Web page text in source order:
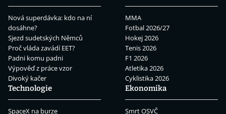
Nová superdávka: kdo na ní
dosáhne?
Sjezd sudetských Němců
Proč vláda zavádí EET?
Padni komu padni
Výpověď z práce vzor
Divoký kačer
MMA
Fotbal 2026/27
Hokej 2026
Tenis 2026
F1 2026
Atletika 2026
Cyklistika 2026
Technologie
SpaceX na burze
Ekonomika
Smrt OSVČ